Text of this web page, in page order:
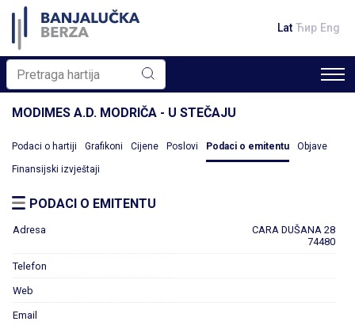
Lat Ћир Eng
MODIMES A.D. MODRIČA - U STEČAJU
Podaci o hartiji Grafikoni Cijene Poslovi Podaci o emitentu Objave
Finansijski izvještaji
PODACI O EMITENTU
Adresa
CARA DUŠANA 28
74480
Telefon
Web
Email